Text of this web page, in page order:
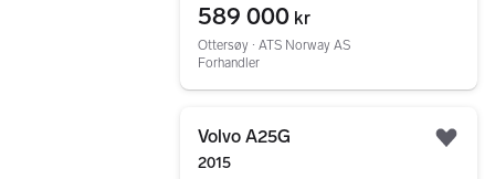
589 000 kr
Ottersøy ∙ ATS Norway AS
Forhandler
Volvo A25G
2015